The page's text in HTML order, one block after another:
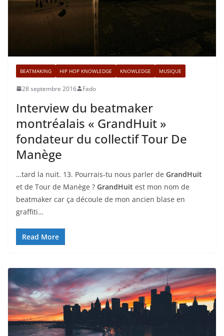
BEATMAKING HIP HOP KNOWLEDGE KNOWLEDGE MUSIQUE
28 septembre 2016 Fado
Interview du beatmaker
montréalais « GrandHuit »
fondateur du collectif Tour De
Manège
…tard la nuit. 13. Pourrais-tu nous parler de GrandHuit
et de Tour de Manège ? GrandHuit est mon nom de
beatmaker car ça découle de mon ancien blase en
graffiti…
Read More